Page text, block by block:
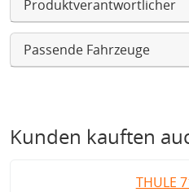
Produktverantwortlicher
Passende Fahrzeuge
Kunden kauften
THULE